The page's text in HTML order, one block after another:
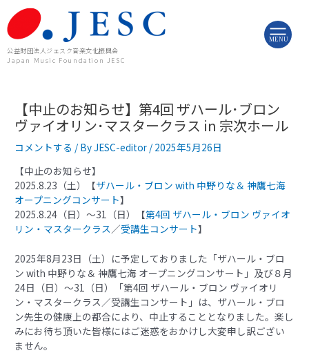
容
を
ス
キ
公益財団法人ジェスク音楽文化振興会
Japan Music Foundation JESC
MENU
【中止のお知らせ】第4回 ザハール･ブロン
ヴァイオリン･マスタークラス in 宗次ホール
コメントする / ByJESC-editor / 2025年5月26日
【中止のお知らせ】
2025.8.23（土）【ザハール・ブロン with 中野りな＆ 神鷹七海
オープニングコンサート】
2025.8.24（日）～31（日）【第4回 ザハール・ブロン ヴァイオ
リン・マスタークラス ／受講生コンサート】
2025年8月23日（土）に予定しておりました「ザハール・ブロ
ン with 中野りな＆ 神鷹七海 オープニングコンサート」及び８月
24日（日）～31（日）「第4回 ザハール・ブロン ヴァイオリ
ン・マスタークラス／受講生コンサート」は、ザハール・ブロ
ン先生の健康上の都合により、中止することとなりました。楽し
みにお待ち頂いた皆様にはご迷惑をおかけし大変申し訳ござい
ません。
投
稿
ナ
ビ
ゲ
ョ
ン